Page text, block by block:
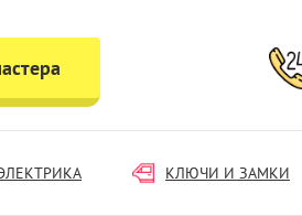
КЛЮЧИ И ЗАМКИ